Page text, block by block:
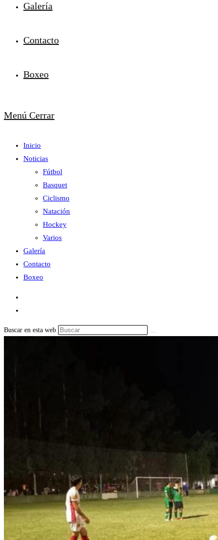
Galería
Contacto
Boxeo
Menú Cerrar
Inicio
Noticias
Fútbol
Basquet
Ciclismo
Natación
Hockey
Varios
Galería
Contacto
Boxeo
Buscar en esta web